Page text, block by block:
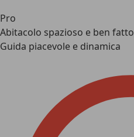
Pro
Abitacolo spazioso e ben fatto
Guida piacevole e dinamica